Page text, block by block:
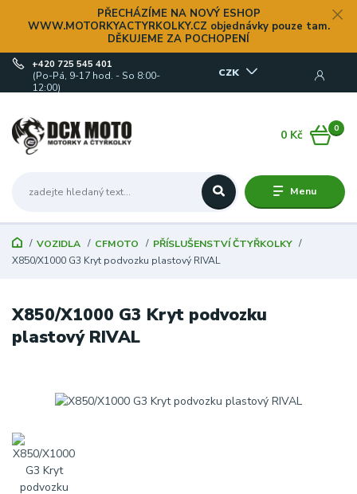
PŘECHÁZÍME NA NOVÝ ESHOP
WWW.MOTORKYACTYRKOLKY.CZ objednávky pouze tam.
DĚKUJEME ZA POCHOPENÍ
Menu
CZK
+420 725 545 401
(Po-Pá, 9-17 hod. - So 8:00-
12:00)
0
0 Kč
VOZIDLA CFMOTO
PŘÍSLUŠENSTVÍ ČTYŘKOLKY
X850/X1000 G3 Kryt podvozku plastový RIVAL
X850/X1000 G3 Kryt podvozku
plastový RIVAL